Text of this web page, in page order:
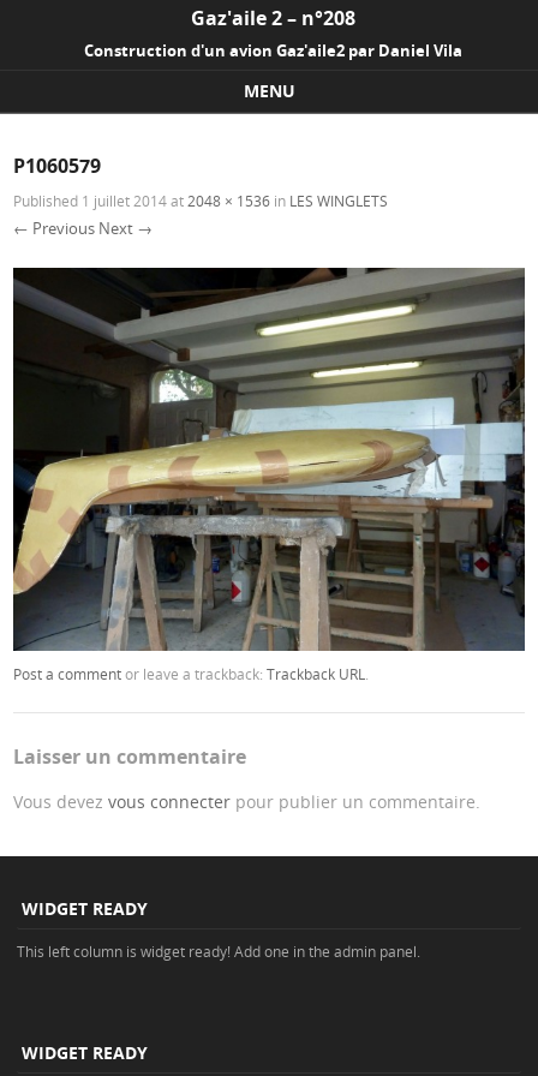
Gaz'aile 2 – n°208
Construction d'un avion Gaz'aile2 par Daniel Vila
MENU
P1060579
Published 1 juillet 2014at 2048 × 1536 in LES WINGLETS
← Previous Next →
Post a commentor leave a trackback:Trackback URL
Laisser un commentaire
Vous devezvous connecter pour publier un commentaire.
WIDGET READY
This left column is widget ready! Add one in the admin panel.
WIDGET READY